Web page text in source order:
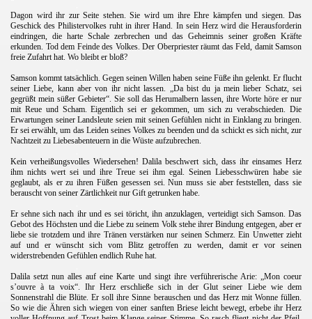
Dagon wird ihr zur Seite stehen. Sie wird um ihre Ehre kämpfen und siegen. Das
Geschick des Philistervolkes ruht in ihrer Hand. In sein Herz wird die Herausforderin
eindringen, die harte Schale zerbrechen und das Geheimnis seiner großen Kräfte
erkunden. Tod dem Feinde des Volkes. Der Oberpriester räumt das Feld, damit Samson
freie Zufahrt hat. Wo bleibt er bloß?
Samson kommt tatsächlich. Gegen seinen Willen haben seine Füße ihn gelenkt. Er flucht
seiner Liebe, kann aber von ihr nicht lassen. „Da bist du ja mein lieber Schatz, sei
gegrüßt mein süßer Gebieter“. Sie soll das Herumalbern lassen, ihre Worte höre er nur
mit Reue und Scham. Eigentlich sei er gekommen, um sich zu verabschieden. Die
Erwartungen seiner Landsleute seien mit seinen Gefühlen nicht in Einklang zu bringen.
Er sei erwählt, um das Leiden seines Volkes zu beenden und da schickt es sich nicht, zur
Nachtzeit zu Liebesabenteuern in die Wüste aufzubrechen.
Kein verheißungsvolles Wiedersehen! Dalila beschwert sich, dass ihr einsames Herz
ihm nichts wert sei und ihre Treue sei ihm egal. Seinen Liebesschwüren habe sie
geglaubt, als er zu ihren Füßen gesessen sei. Nun muss sie aber feststellen, dass sie
berauscht von seiner Zärtlichkeit nur Gift getrunken habe.
Er sehne sich nach ihr und es sei töricht, ihn anzuklagen, verteidigt sich Samson. Das
Gebot des Höchsten und die Liebe zu seinem Volk stehe ihrer Bindung entgegen, aber er
liebe sie trotzdem und ihre Tränen verstärken nur seinen Schmerz. Ein Unwetter zieht
auf und er wünscht sich vom Blitz getroffen zu werden, damit er vor seinen
widerstrebenden Gefühlen endlich Ruhe hat.
Dalila setzt nun alles auf eine Karte und singt ihre verführerische Arie: „Mon coeur
s’ouvre à ta voix“. Ihr Herz erschließe sich in der Glut seiner Liebe wie dem
Sonnenstrahl die Blüte. Er soll ihre Sinne berauschen und das Herz mit Wonne füllen.
So wie die Ähren sich wiegen von einer sanften Briese leicht bewegt, erbebe ihr Herz